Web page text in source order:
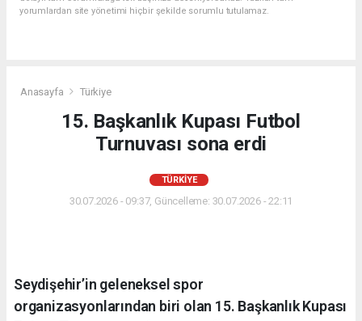
yorumlardan site yönetimi hiçbir şekilde sorumlu tutulamaz.
Anasayfa Türkiye
15. Başkanlık Kupası Futbol
Turnuvası sona erdi
TÜRKIYE
30.07.2026 - 09:37, Güncelleme: 30.07.2026 - 22:11
Seydişehir’in geleneksel spor
organizasyonlarından biri olan 15. Başkanlık Kupası